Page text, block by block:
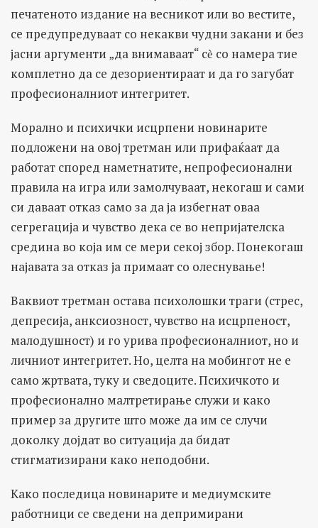
печатеното издание на весникот или во вестите,
се предупредуваат со некакви чудни закани и без
јасни аргументи „да внимаваат“ сѐ со намера тие
комплетно да се дезориентираат и да го загубат
професионалниот интегритет.
Морално и психички исцрпени новинарите
подложени на овој третман или прифаќаат да
работат според наметнатите, непрофесионални
правила на игра или замолчуваат, некогаш и сами
си даваат отказ само за да ја избегнат оваа
сегрегација и чувство дека се во непријателска
средина во која им се мери секој збор. Понекогаш
најавата за отказ ја примаат со олеснување!
Ваквиот третман остава психолошки траги (стрес,
депресија, анксиозност, чувство на исцрпеност,
малодушност) и го урива професионалниот, но и
личниот интегритет. Но, целта на мобингот не е
само жртвата, туку и сведоците. Психичкото и
професионално малтретирање служи и како
пример за другите што може да им се случи
доколку дојдат во ситуација да бидат
стигматизирани како неподобни.
Како последица новинарите и медиумските
работници се сведени на депримирани